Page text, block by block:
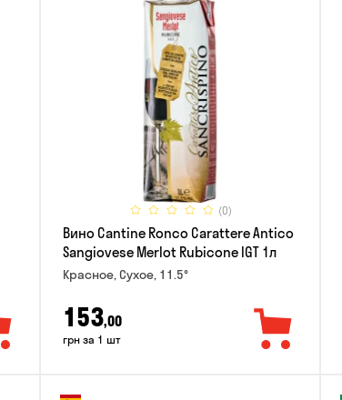
(0)
Вино Cantine Ronco Carattere Antico
Sangiovese Merlot Rubicone IGT 1л
Красное, Сухое, 11.5°
153,00
грн за 1 шт